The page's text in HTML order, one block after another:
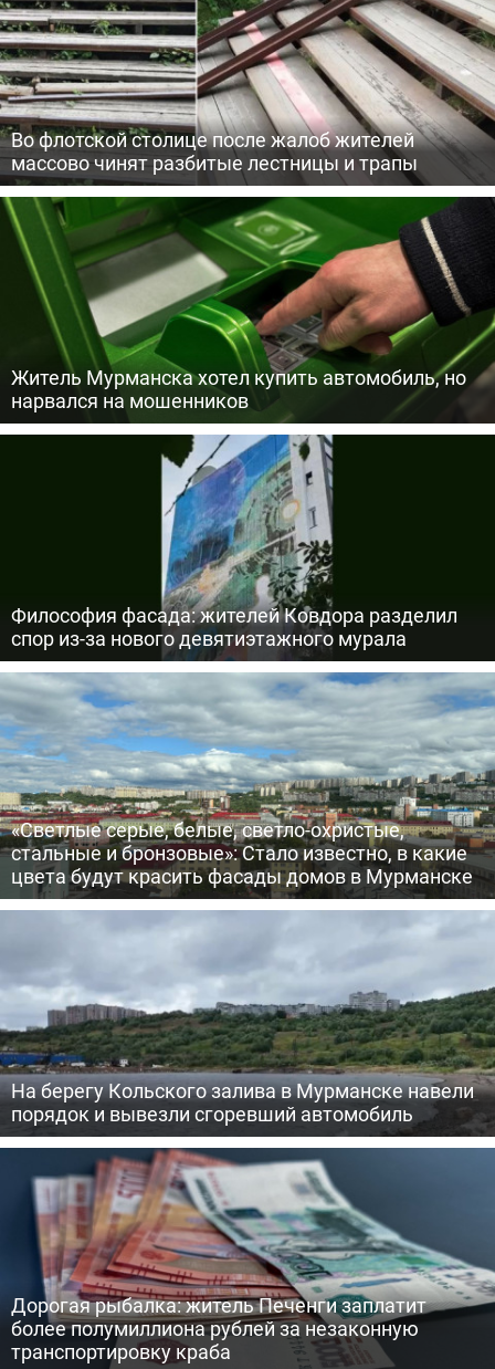
Во флотской столице после жалоб жителей
массово чинят разбитые лестницы и трапы
Житель Мурманска хотел купить автомобиль, но
нарвался на мошенников
Философия фасада: жителей Ковдора разделил
спор из-за нового девятиэтажного мурала
«Светлые серые, белые, светло-охристые,
стальные и бронзовые»: Стало известно, в какие
цвета будут красить фасады домов в Мурманске
На берегу Кольского залива в Мурманске навели
порядок и вывезли сгоревший автомобиль
Дорогая рыбалка: житель Печенги заплатит
более полумиллиона рублей за незаконную
транспортировку краба